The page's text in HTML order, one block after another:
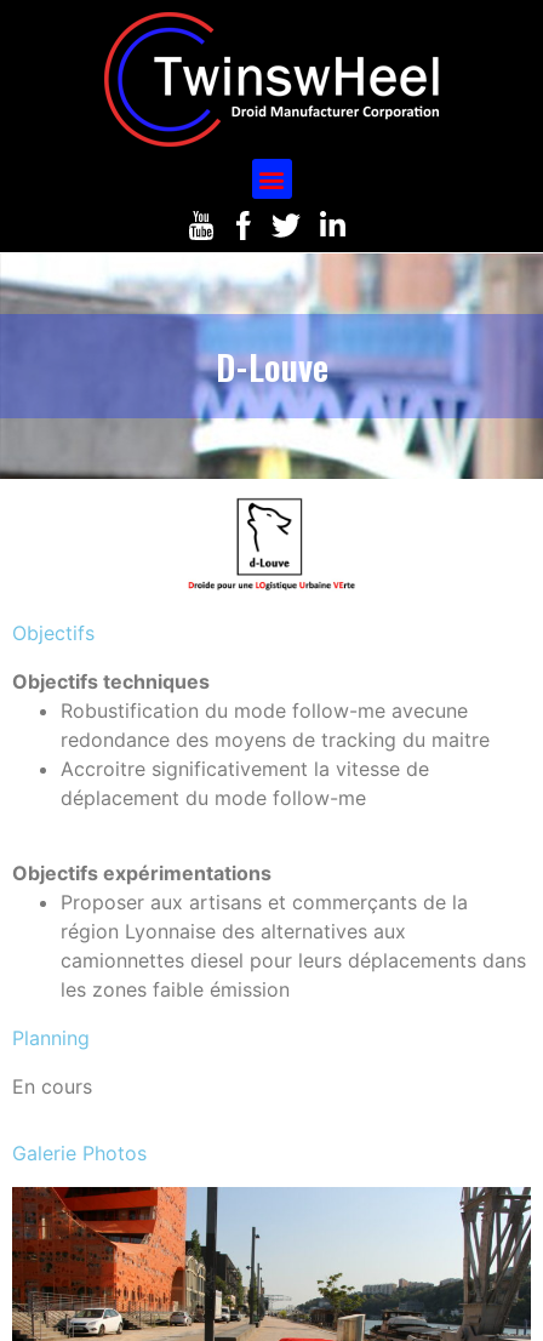
D-Louve
Objectifs
Objectifs techniques
Robustification du mode follow-me avecune
redondance des moyens de tracking du maitre
Accroitre significativement la vitesse de
déplacement du mode follow-me
Objectifs expérimentations
Proposer aux artisans et commerçants de la
région Lyonnaise des alternatives aux
camionnettes diesel pour leurs déplacements dans
les zones faible émission
Planning
En cours
Galerie Photos